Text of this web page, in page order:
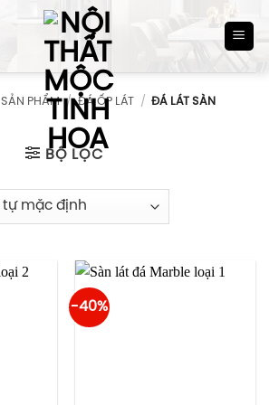
SẢN PHẨM / ĐÁ ỐP LÁT / ĐÁ LÁT SÀN
BỘ LỌC
-40%